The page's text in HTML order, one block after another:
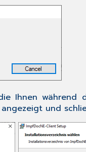
Ihnen
und